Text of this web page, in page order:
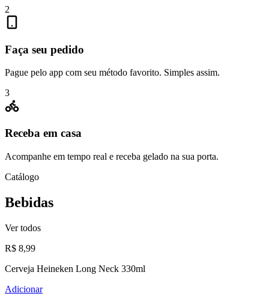
2
Faça seu pedido
Pague pelo app com seu método favorito. Simples assim.
3
Receba em casa
Acompanhe em tempo real e receba gelado na sua porta.
Catálogo
Bebidas
Ver todos
R$ 8,99
Cerveja Heineken Long Neck 330ml
Adicionar